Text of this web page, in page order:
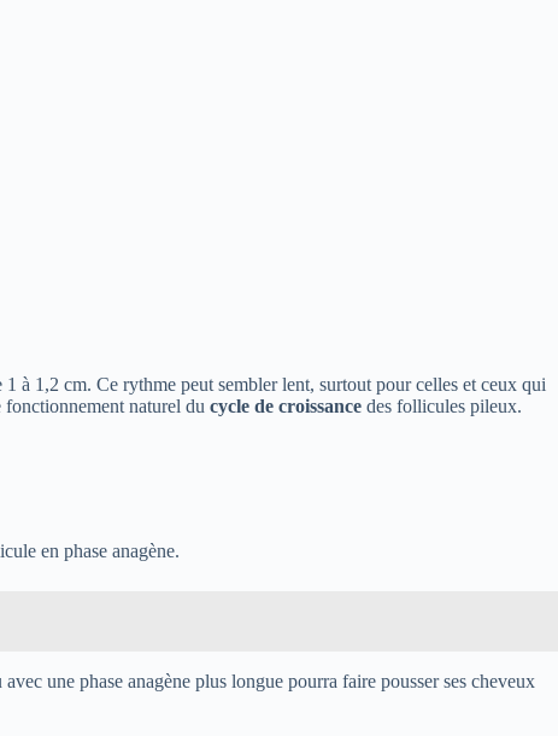
à 1,2 cm. Ce rythme peut sembler lent, surtout pour celles et ceux qui
fonctionnement naturel du cycle de croissance des follicules pileux.
en phase anagène.
une phase anagène plus longue pourra faire pousser ses cheveux